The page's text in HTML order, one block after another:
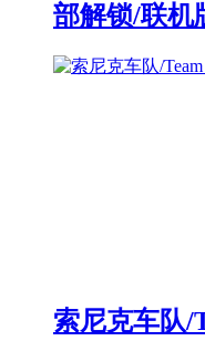
部解锁/联机
索尼克车队/